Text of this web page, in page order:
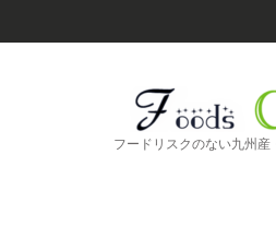
フードリスクのない九州産